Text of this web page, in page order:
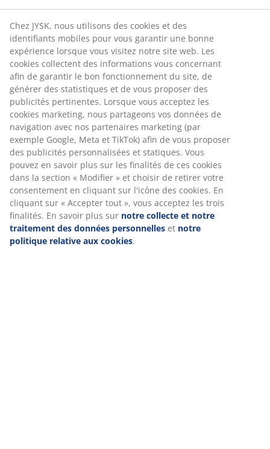
3600 magasins dans 49 pays.
RACINES SCANDINAVES
Nous sommes représentés mondialement avec nos racines
scandinaves.
GARANTIE SUR LES MATELAS
Garantie de 25 ans sur nos matelas GOLD.
EVERYDAY LOW PRICE
Chez JYSK, nous utilisons des cookies et des
identifiants mobiles pour vous garantir une bonne
expérience lorsque vous visitez notre site web. Les
cookies collectent des informations vous concernant
afin de garantir le bon fonctionnement du site, de
générer des statistiques et de vous proposer des
publicités pertinentes. Lorsque vous acceptez les
cookies marketing, nous partageons vos données de
navigation avec nos partenaires marketing (par
exemple Google, Meta et TikTok) afin de vous proposer
des publicités personnalisées et statiques. Vous
pouvez en savoir plus sur les finalités de ces cookies
dans la section « Modifier » et choisir de retirer votre
consentement en cliquant sur l'icône des cookies. En
cliquant sur « Accepter tout », vous acceptez les trois
finalités. En savoir plus sur notre collecte et notre
traitement des données personnelles et notre
politique relative aux cookies.